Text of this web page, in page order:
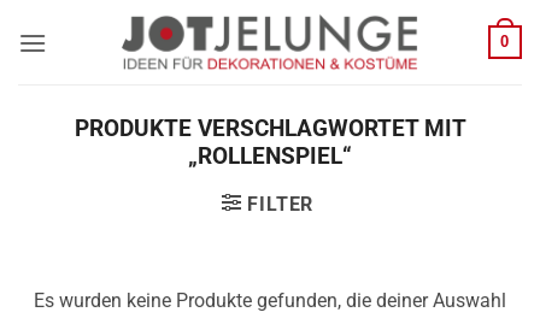
Inhalt
0
PRODUKTE VERSCHLAGWORTET MIT
„ROLLENSPIEL“
FILTER
Es wurden keine Produkte gefunden, die deiner Auswahl